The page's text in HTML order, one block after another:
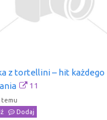
z tortellini – hit każdego
11
temu
Dodaj